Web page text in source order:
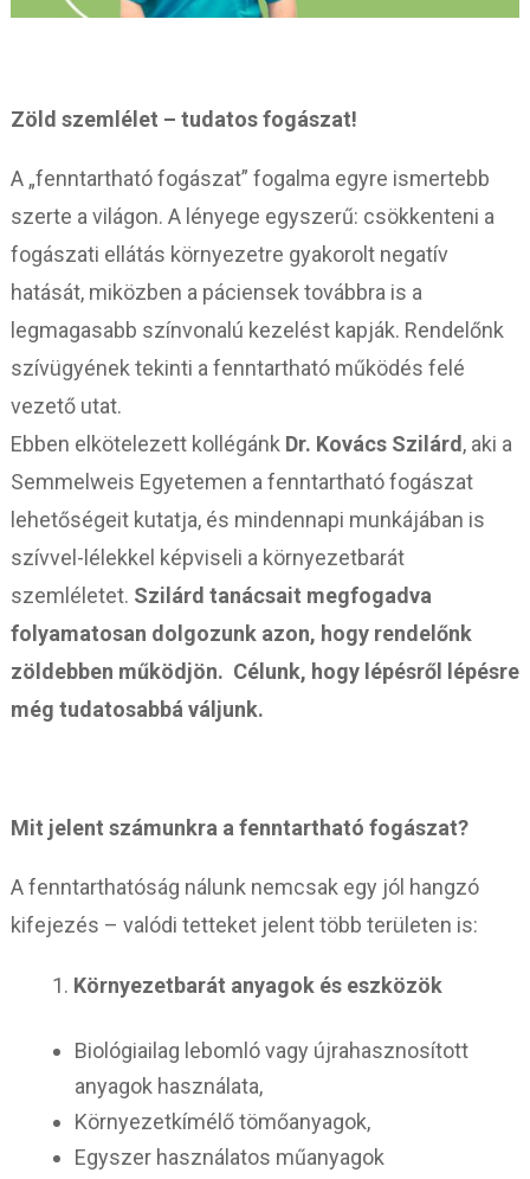
Zöld szemlélet – tudatos fogászat!
A „fenntartható fogászat” fogalma egyre ismertebb
szerte a világon. A lényege egyszerű: csökkenteni a
fogászati ellátás környezetre gyakorolt negatív
hatását, miközben a páciensek továbbra is a
legmagasabb színvonalú kezelést kapják. Rendelőnk
szívügyének tekinti a fenntartható működés felé
vezető utat.
Ebben elkötelezett kollégánk Dr. Kovács Szilárd , aki a
Semmelweis Egyetemen a fenntartható fogászat
lehetőségeit kutatja, és mindennapi munkájában is
szívvel-lélekkel képviseli a környezetbarát
szemléletet. Szilárd tanácsait megfogadva
folyamatosan dolgozunk azon, hogy rendelőnk
zöldebben működjön. Célunk, hogy lépésről lépésre
még tudatosabbá váljunk.
Mit jelent számunkra a fenntartható fogászat?
A fenntarthatóság nálunk nemcsak egy jól hangzó
kifejezés – valódi tetteket jelent több területen is:
Környezetbarát anyagok és eszközök
Biológiailag lebomló vagy újrahasznosított
anyagok használata,
Környezetkímélő tömőanyagok,
Egyszer használatos műanyagok